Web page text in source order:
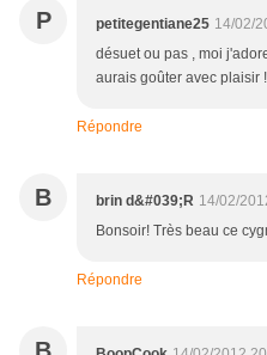
P petitegentiane25 14/02/
désuet ou pas , moi
aurais goûter avec plaisir !
Répondre
B brin d&#039;R 14/02/
Bonsoir! Très beau ce
Répondre